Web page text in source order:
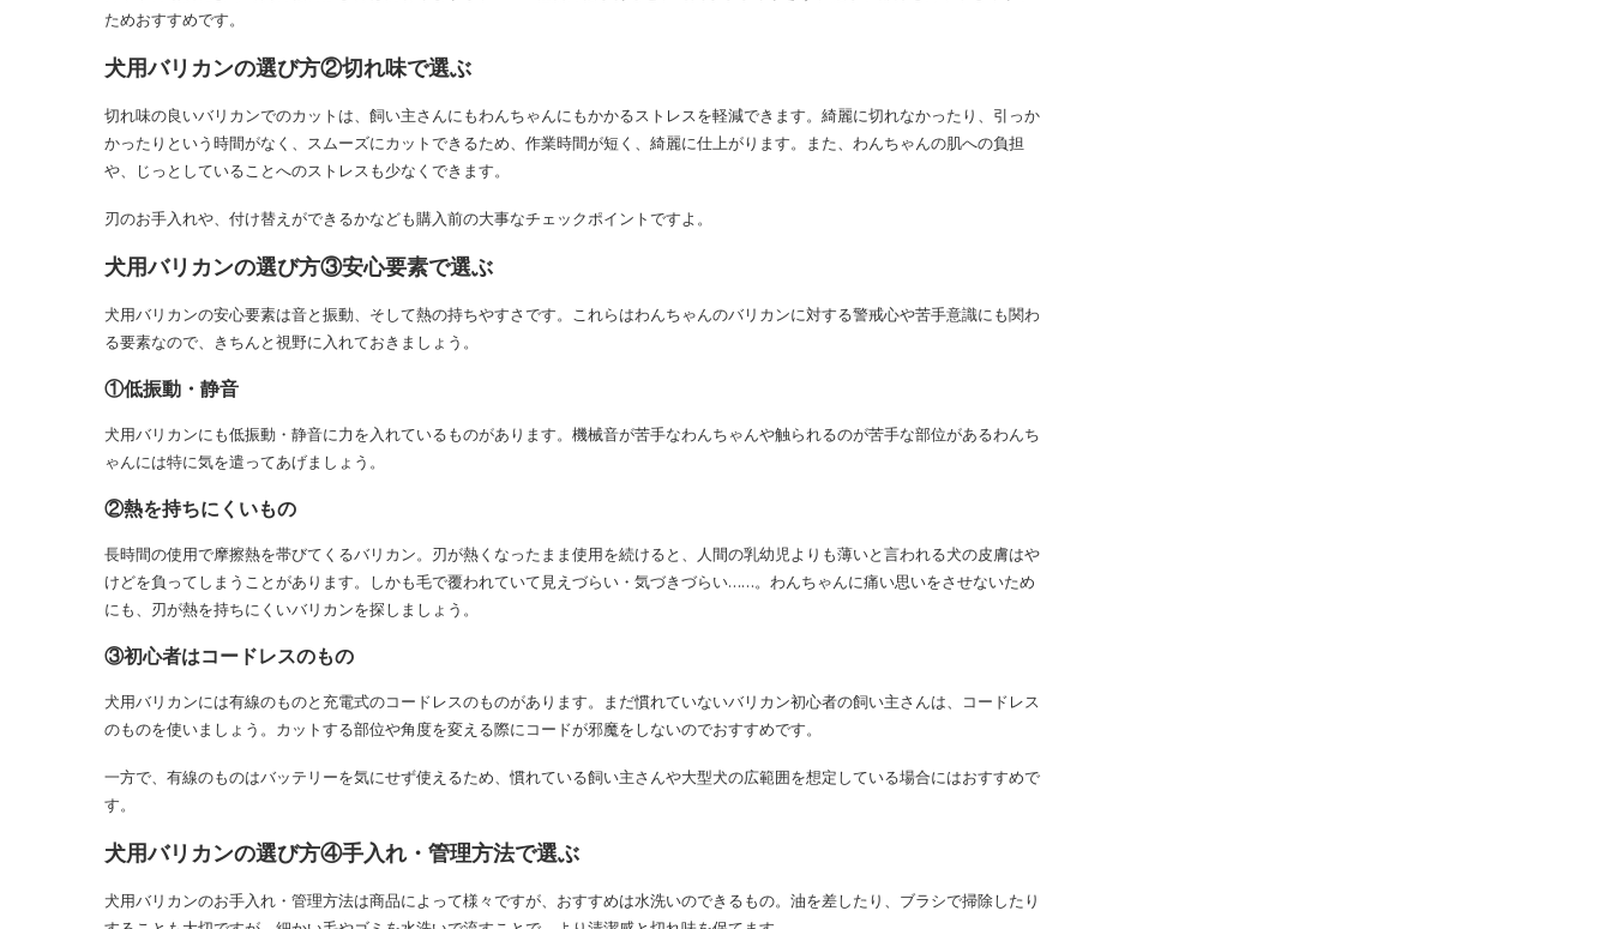
ためおすすめです。
犬用バリカンの選び方②切れ味で選ぶ
切れ味の良いバリカンでのカットは、飼い主さんにもわんちゃんにもかかるストレスを軽減できます。綺麗に切れなかったり、引っか
かったりという時間がなく、スムーズにカットできるため、作業時間が短く、綺麗に仕上がります。また、わんちゃんの肌への負担
や、じっとしていることへのストレスも少なくできます。
刃のお手入れや、付け替えができるかなども購入前の大事なチェックポイントですよ。
犬用バリカンの選び方③安心要素で選ぶ
犬用バリカンの安心要素は音と振動、そして熱の持ちやすさです。これらはわんちゃんのバリカンに対する警戒心や苦手意識にも関わ
る要素なので、きちんと視野に入れておきましょう。
①低振動・静音
犬用バリカンにも低振動・静音に力を入れているものがあります。機械音が苦手なわんちゃんや触られるのが苦手な部位があるわんち
ゃんには特に気を遣ってあげましょう。
②熱を持ちにくいもの
長時間の使用で摩擦熱を帯びてくるバリカン。刃が熱くなったまま使用を続けると、人間の乳幼児よりも薄いと言われる犬の皮膚はや
けどを負ってしまうことがあります。しかも毛で覆われていて見えづらい・気づきづらい……。わんちゃんに痛い思いをさせないため
にも、刃が熱を持ちにくいバリカンを探しましょう。
③初心者はコードレスのもの
犬用バリカンには有線のものと充電式のコードレスのものがあります。まだ慣れていないバリカン初心者の飼い主さんは、コードレス
のものを使いましょう。カットする部位や角度を変える際にコードが邪魔をしないのでおすすめです。
一方で、有線のものはバッテリーを気にせず使えるため、慣れている飼い主さんや大型犬の広範囲を想定している場合にはおすすめで
す。
犬用バリカンの選び方④手入れ・管理方法で選ぶ
犬用バリカンのお手入れ・管理方法は商品によって様々ですが、おすすめは水洗いのできるもの。油を差したり、ブラシで掃除したり